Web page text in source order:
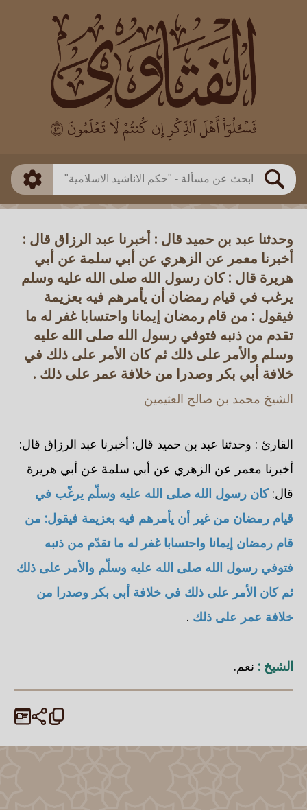
بحث
العالم
بن باز
بن العثيمين
اللجنة الدائمة
طريقة البحث
ذكي
وحدثنا عبد بن حميد قال : أخبرنا عبد الرزاق قال :
أخبرنا معمر عن الزهري عن أبي سلمة عن أبي
هريرة قال : كان رسول الله صلى الله عليه وسلم
يرغب في قيام رمضان أن يأمرهم فيه بعزيمة
فيقول : من قام رمضان إيمانا واحتسابا غفر له ما
تقدم من ذنبه فتوفي رسول الله صلى الله عليه
وسلم والأمر على ذلك ثم كان الأمر على ذلك في
خلافة أبي بكر وصدرا من خلافة عمر على ذلك .
الشيخ محمد بن صالح العثيمين
القارئ : وحدثنا عبد بن حميد قال: أخبرنا عبد الرزاق قال:
أخبرنا معمر عن الزهري عن أبي سلمة عن أبي هريرة
قال:كان رسول الله صلى الله عليه وسلّم يرغّب في
قيام رمضان من غير أن يأمرهم فيه بعزيمة فيقول: من
قام رمضان إيمانا واحتسابا غفر له ما تقدّم من ذنبه
فتوفي رسول الله صلى الله عليه وسلّم والأمر على ذلك
ثم كان الأمر على ذلك في خلافة أبي بكر وصدرا من
خلافة عمر على ذلك .
الشيخ : نعم.